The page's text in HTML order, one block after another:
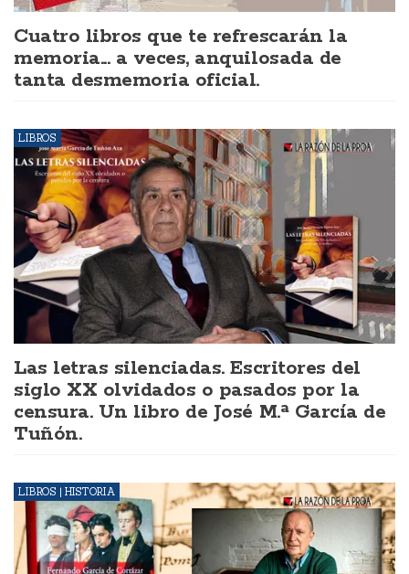
Cuatro libros que te refrescarán la
memoria... a veces, anquilosada de
tanta desmemoria oficial.
LIBROS
Las letras silenciadas. Escritores del
siglo XX olvidados o pasados por la
censura. Un libro de José M.ª García de
Tuñón.
LIBROS | HISTORIA